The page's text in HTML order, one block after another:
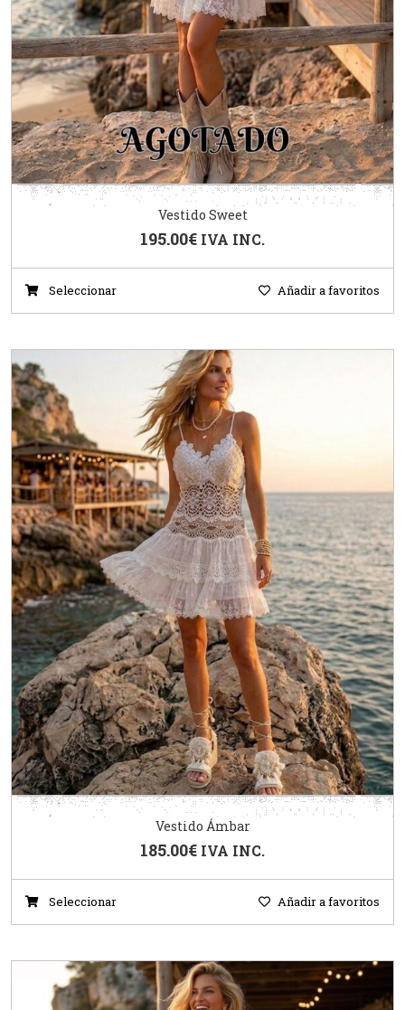
Vestido Sweet
195.00€ IVA INC.
Seleccionar Añadir a favoritos
Vestido Ámbar
185.00€ IVA INC.
Seleccionar Añadir a favoritos